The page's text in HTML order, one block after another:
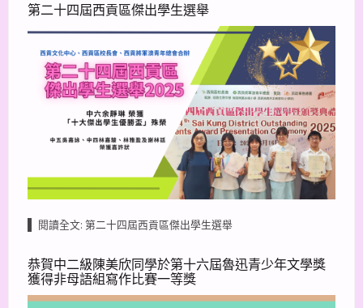
第二十四屆西貢區傑出學生選舉
閱讀全文: 第二十四屆西貢區傑出學生選舉
恭賀中二級陳美欣同學於第十六屆魯迅青少年文學獎
獲得非母語組寫作比賽一等獎